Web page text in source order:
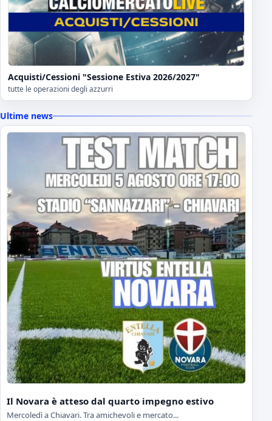
Acquisti/Cessioni "Sessione Estiva 2026/2027"
tutte le operazioni degli azzurri
Ultime news
Il Novara è atteso dal quarto impegno estivo
Mercoledì a Chiavari. Tra amichevoli e mercato...